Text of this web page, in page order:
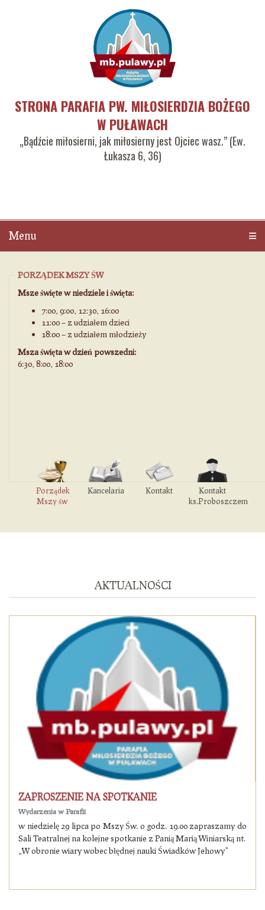
STRONA PARAFIA PW. MIŁOSIERDZIA BOŻEGO
W PUŁAWACH
„Bądźcie miłosierni, jak miłosierny jest Ojciec wasz.” (Ew.
Łukasza 6, 36)
Menu
PORZĄDEK MSZY ŚW
Msze święte w niedziele i święta:
7:00, 9:00, 12:30, 16:00
11:00 – z udziałem dzieci
18:00 – z udziałem młodzieży
Msza święta w dzień powszedni:
6:30, 8:00, 18:00
Porządek
Mszy św
Kancelaria Kontakt
Kontakt
ks.Proboszczem
AKTUALNOŚCI
ZAPROSZENIE NA SPOTKANIE
Wydarzenia w Parafii
w niedzielę 29 lipca po Mszy Św. o godz. 19.00 zapraszamy do
Sali Teatralnej na kolejne spotkanie z Panią Marią Winiarską nt.
„W obronie wiary wobec błędnej nauki Świadków Jehowy”